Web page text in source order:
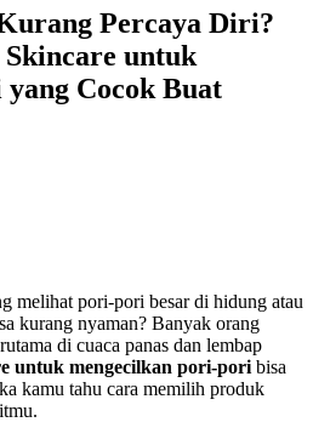
Percaya Diri?
untuk
Cocok Buat
melihat pori-pori besar di hidung atau
kurang nyaman? Banyak orang
di cuaca panas dan lembap
untuk mengecilkan pori-pori bisa
kamu tahu cara memilih produk